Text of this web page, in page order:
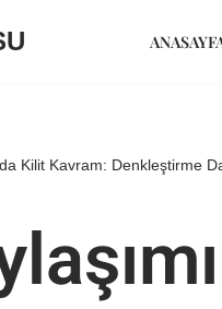
Kilit Kavram: Denkleştirme